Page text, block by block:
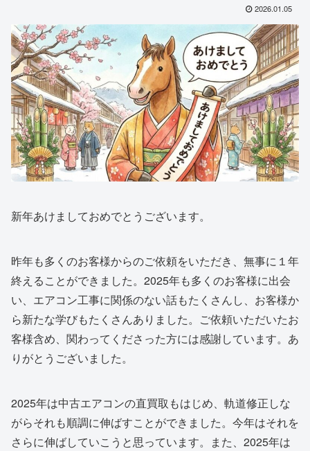
2026.01.05
新年あけましておめでとうございます。
昨年も多くのお客様からのご依頼をいただき、無事に１年
終えることができました。2025年も多くのお客様に出会
い、エアコン工事に関係のない話もたくさんし、お客様か
ら新たな学びもたくさんありました。ご依頼いただいたお
客様含め、関わってくださった方には感謝しています。あ
りがとうございました。
2025年は中古エアコンの直買取もはじめ、軌道修正しな
がらそれも順調に伸ばすことができました。今年はそれを
さらに伸ばしていこうと思っています。また、2025年は